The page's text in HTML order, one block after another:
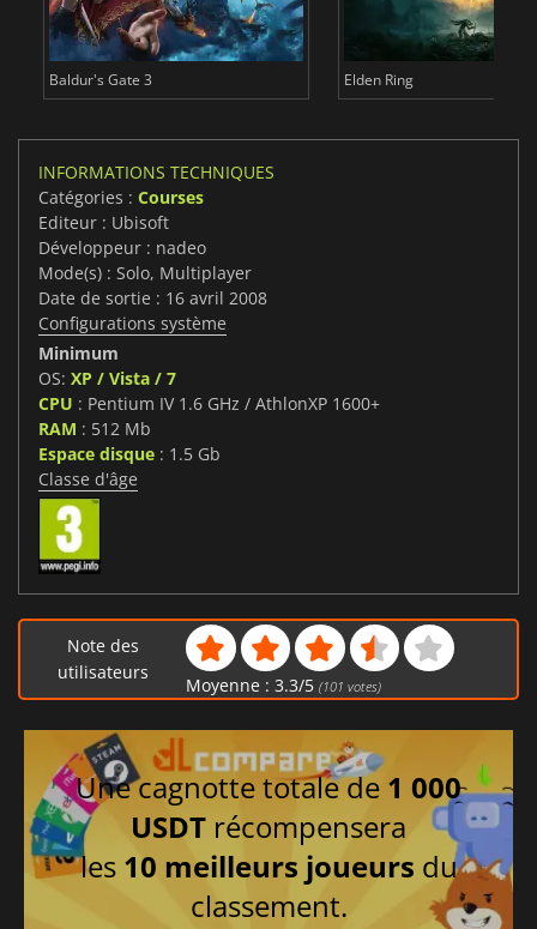
Baldur's Gate 3 Elden Ring
INFORMATIONS TECHNIQUES
Catégories : Courses
Editeur : Ubisoft
Développeur : nadeo
Mode(s) : Solo, Multiplayer
Date de sortie : 16 avril 2008
Configurations système
Minimum
OS: XP / Vista / 7
CPU : Pentium IV 1.6 GHz / AthlonXP 1600+
RAM : 512 Mb
Espace disque : 1.5 Gb
Classe d'âge
Note des
utilisateurs
Moyenne : 3.3/5 (101 votes)
Une cagnotte totale de 1 000
USDT récompensera
les 10 meilleurs joueurs du
classement.